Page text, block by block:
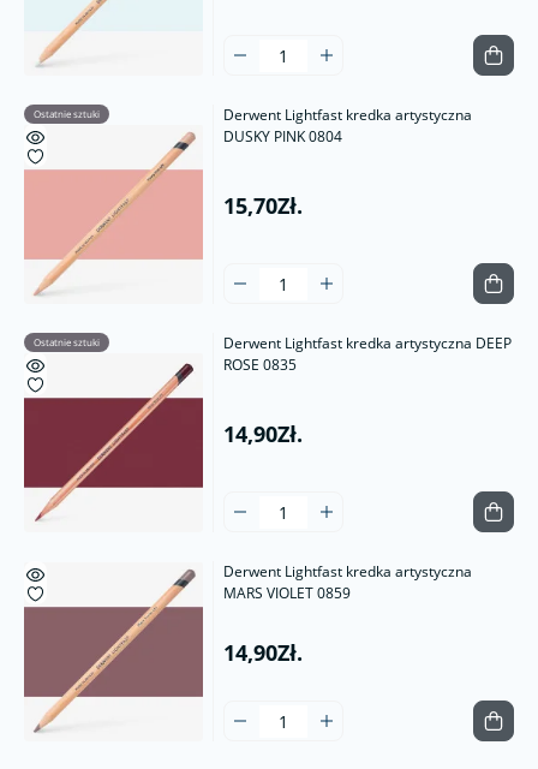
Ostatnie sztuki
Derwent Lightfast kredka artystyczna
DUSKY PINK 0804
15,70Zł.
Ostatnie sztuki
Derwent Lightfast kredka artystyczna DEEP
ROSE 0835
14,90Zł.
Derwent Lightfast kredka artystyczna
MARS VIOLET 0859
14,90Zł.